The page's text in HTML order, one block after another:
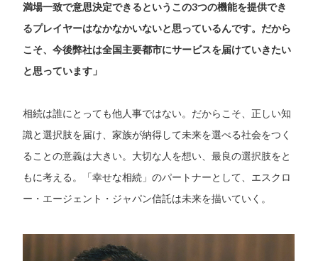
満場一致で意思決定できるというこの3つの機能を提供でき
るプレイヤーはなかなかいないと思っているんです。だから
こそ、今後弊社は全国主要都市にサービスを届けていきたい
と思っています」
相続は誰にとっても他人事ではない。だからこそ、正しい知
識と選択肢を届け、家族が納得して未来を選べる社会をつく
ることの意義は大きい。大切な人を想い、最良の選択肢をと
もに考える。「幸せな相続」のパートナーとして、エスクロ
ー・エージェント・ジャパン信託は未来を描いていく。